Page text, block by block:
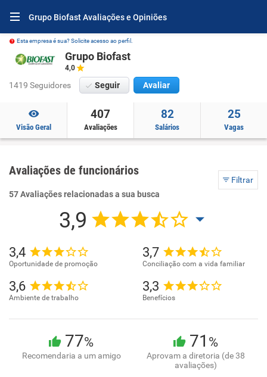
Grupo Biofast Avaliações e Opiniões
Esta empresa é sua? Solicite acesso ao perfil.
Grupo Biofast
4,0
1419 Seguidores Seguir Avaliar
Visão Geral
407
Avaliações
82
Salários
25
Vagas
Avaliações de funcionários
Filtrar
57 Avaliações relacionadas a sua busca
3,9
3,4
Oportunidade de promoção
3,7
Conciliação com a vida familiar
3,6
Ambiente de trabalho
3,3
Benefícios
77%
Recomendaria a um amigo
71 %
Aprovam a diretoria (de 38
avaliações)